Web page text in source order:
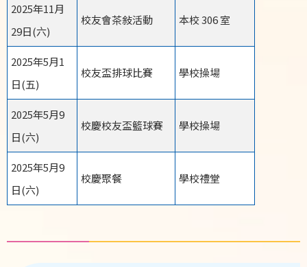
2025年11月
29日(六)
校友會茶敍活動 本校 306 室
2025年5月1
日(五)
校友盃排球比賽 學校操場
2025年5月9
日(六)
校慶校友盃籃球賽 學校操場
2025年5月9
日(六)
校慶聚餐 學校禮堂